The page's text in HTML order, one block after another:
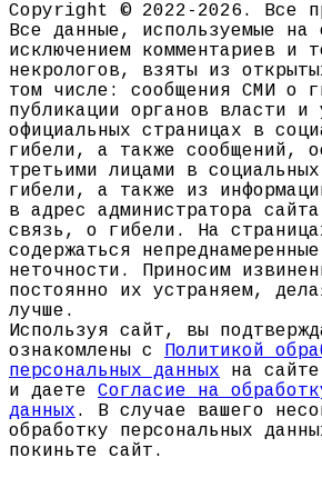
Copyright © 2022-2026. Все
Все данные, используемые на
исключением комментариев и
некрологов, взяты из
том числе: сообщения СМИ о
публикации органов власти и
официальных страницах в
гибели, а также сообщений,
третьими лицами в
гибели, а также из
в адрес администратора
связь, о гибели. На
содержаться
неточности. Приносим
постоянно их устраняем,
лучше.
Используя сайт, вы
ознакомлены с Политикой
персональных данных на
и даете Согласие на
данных . В случае вашего
обработку персональных
покиньте сайт.